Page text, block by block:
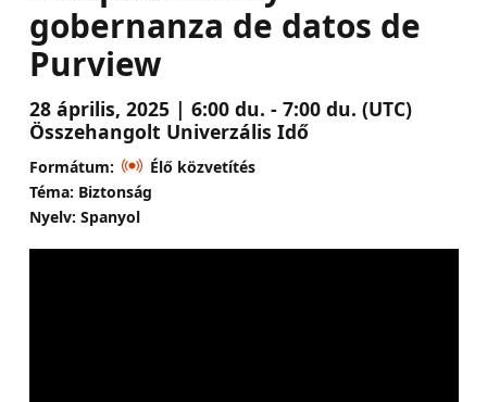
gobernanza de datos de
Purview
28 április, 2025 | 6:00 du. - 7:00 du. (UTC)
Összehangolt Univerzális Idő
Formátum:
Élő közvetítés
Téma: Biztonság
Nyelv: Spanyol